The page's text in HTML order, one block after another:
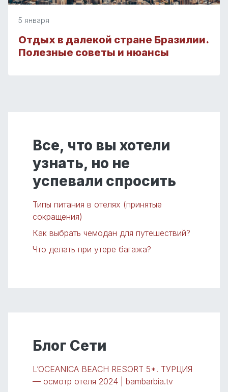
5 января
Отдых в далекой стране Бразилии.
Полезные советы и нюансы
Все, что вы хотели
узнать, но не
успевали спросить
Типы питания в отелях (принятые
сокращения)
Как выбрать чемодан для путешествий?
Что делать при утере багажа?
Блог Сети
L’OCEANICA BEACH RESORT 5*. ТУРЦИЯ
— осмотр отеля 2024 | bambarbia.tv